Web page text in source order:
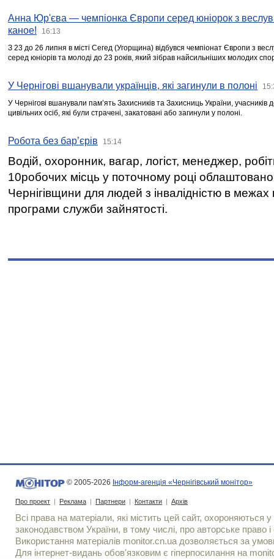
Анна Юр'єва — чемпіонка Європи серед юніорок з
каное!
16:13
З 23 до 26 липня в місті Сегед (Угорщина) відбувся чемпіонат Європи з
серед юніорів та молоді до 23 років, який зібрав найсильніших молодих
У Чернігові вшанували українців, які загинули в полоні
У Чернігові вшанували пам’ять Захисників та Захисниць України,
цивільних осіб, які були страчені, закатовані або загинули у полоні.
Робота без бар’єрів 15:14
Водій, охоронник, вагар, логіст, менеджер,
10робочих місць у поточному році
Чернігівщини для людей з інвалідністю в межах
програми служби зайнятості.
© 2005-2026 Інформ-агенція «Чернігівський монітор»
Про проект | Реклама | Партнери | Контакти | Архів
Всі права на матеріали, які містить цей сайт, охороняються у
законодавством України, в тому числі, про авторське право і
Використання матерiалiв monitor.cn.ua дозволяється за
Для iнтернет-видань обов'язковим є гiперпосилання на